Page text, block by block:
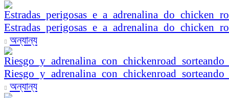
অন্যান্য
অন্যান্য